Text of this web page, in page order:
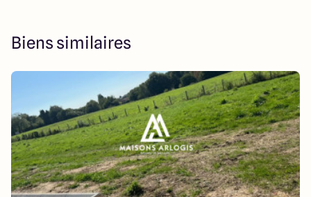
Biens similaires